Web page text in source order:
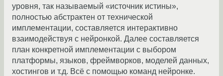
уровня, так называемый «источник истины»,
полностью абстрактен от технической
имплементации, составляется интерактивно
взаимодействуя с нейронкой. Далее составляется
план конкретной имплементации с выбором
платформы, языков, фреймворков, моделей данных,
хостингов и т.д. Всё с помощью команд нейронке.